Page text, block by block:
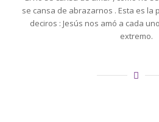
se cansa de abrazarnos . Esta es la
deciros : Jesús nos amó a cada
extremo.